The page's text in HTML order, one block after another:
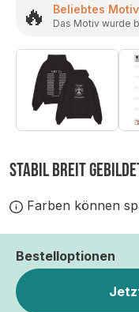
🔥 Beliebtes Motiv
Das Motiv wurde
STABIL BREIT
Farben können
Bestelloptionen